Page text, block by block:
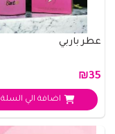
عطر باربي
₪35
اضافة الي السلة